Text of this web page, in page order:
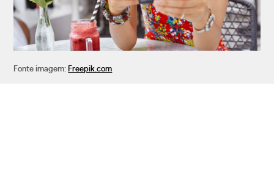
Fonte imagem: Freepik.com